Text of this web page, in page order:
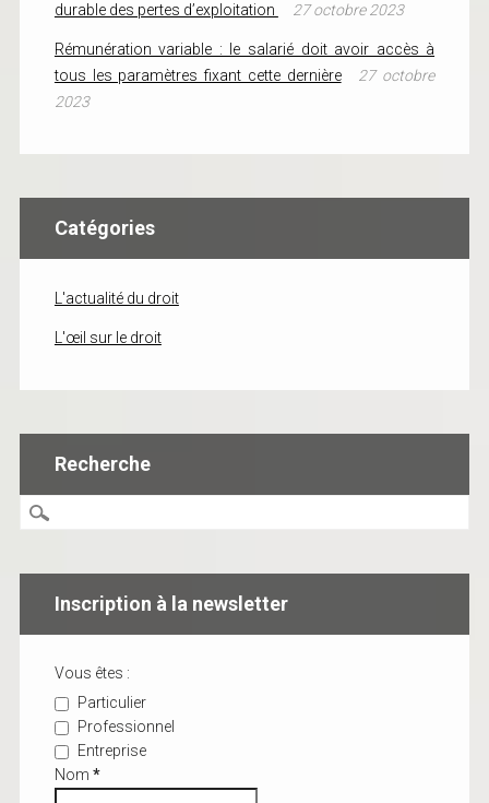
durable des pertes d’exploitation
27 octobre 2023
Rémunération variable : le salarié doit avoir accès à
tous les paramètres fixant cette dernière
27 octobre
2023
Catégories
L'actualité du droit
L'œil sur le droit
Recherche
Inscription à la newsletter
Vous êtes :
Particulier
Professionnel
Entreprise
Nom *